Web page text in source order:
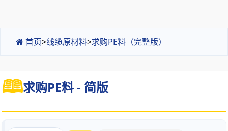
首页>线缆原材料>求购PE料（完整版）
求购PE料 - 简版